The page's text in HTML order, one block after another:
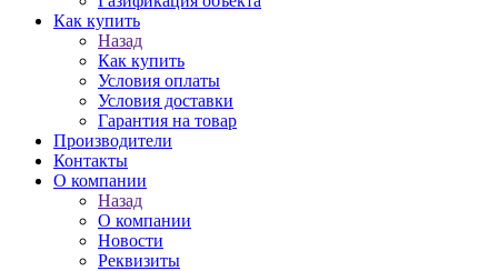
Как купить
Назад
Как купить
Условия оплаты
Условия доставки
Гарантия на товар
Производители
Контакты
О компании
Назад
О компании
Новости
Реквизиты